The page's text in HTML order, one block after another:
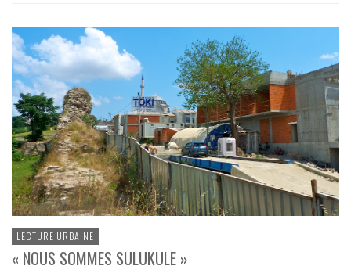
LECTURE URBAINE
« NOUS SOMMES SULUKULE »